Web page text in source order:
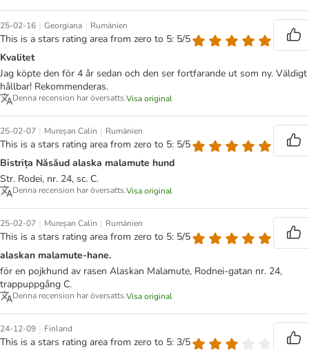
25-02-16 | Georgiana | Rumänien
This is a stars rating area from zero to 5: 5/5
Kvalitet
Jag köpte den för 4 år sedan och den ser fortfarande ut som ny. Väldigt
hållbar! Rekommenderas.
Denna recension har översatts.Visa original
25-02-07 | Mureșan Calin | Rumänien
This is a stars rating area from zero to 5: 5/5
Bistrița Năsăud alaska malamute hund
Str. Rodei, nr. 24, sc. C.
Denna recension har översatts.Visa original
25-02-07 | Mureșan Calin | Rumänien
This is a stars rating area from zero to 5: 5/5
alaskan malamute-hane.
för en pojkhund av rasen Alaskan Malamute, Rodnei-gatan nr. 24,
trappuppgång C.
Denna recension har översatts.Visa original
24-12-09 | Finland
This is a stars rating area from zero to 5: 3/5